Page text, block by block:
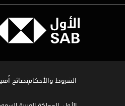
الشروط والأحكامنصائح